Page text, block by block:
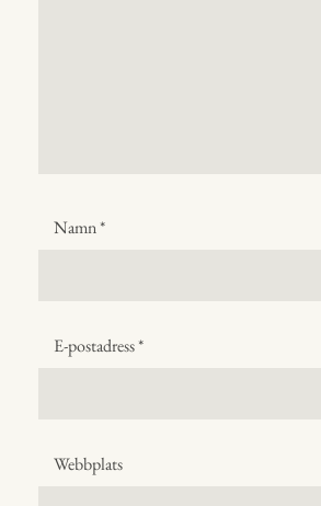
Namn*
E-postadress*
Webbplats